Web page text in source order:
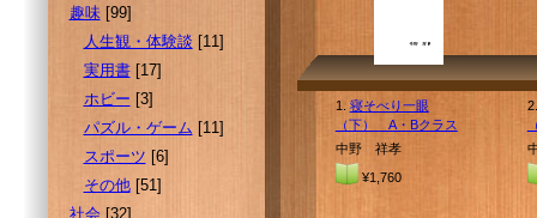
趣味[99]
人生観・体験談 [11]
実用書[17]
ホビー [3]
パズル・ゲーム [11]
スポーツ [6]
その他[51]
社会[32]
1. 寝そべり一眼
（下） A・Bクラス
中野 祥孝
¥1,760